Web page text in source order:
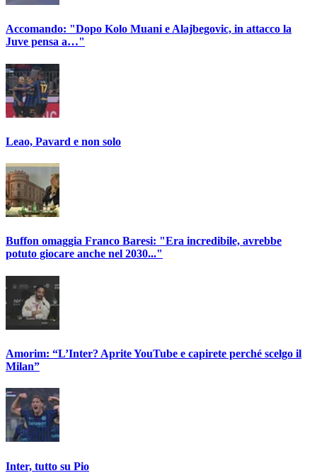
Accomando: "Dopo Kolo Muani e Alajbegovic, in attacco la
Juve pensa a…"
Leao, Pavard e non solo
Buffon omaggia Franco Baresi: "Era incredibile, avrebbe
potuto giocare anche nel 2030..."
Amorim: “L’Inter? Aprite YouTube e capirete perché scelgo il
Milan”
Inter, tutto su Pio